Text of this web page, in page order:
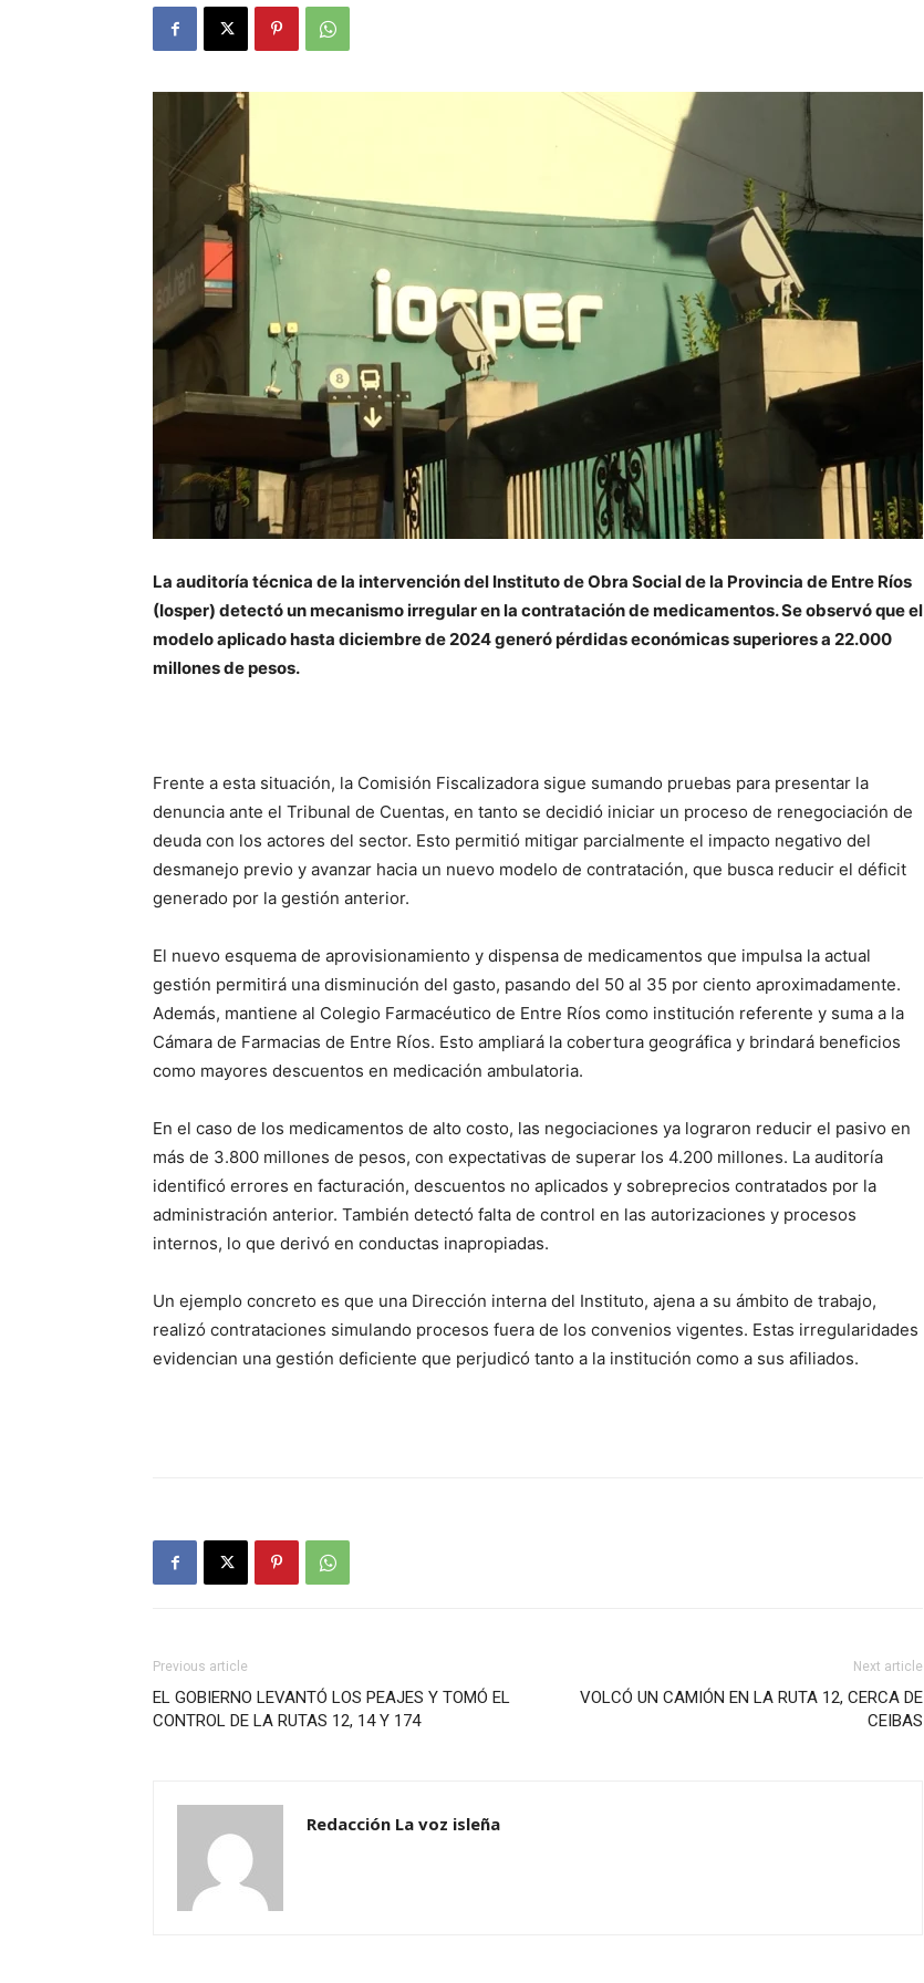
La auditoría técnica de la intervención del Instituto de Obra Social de la Provincia de Entre Ríos
(Iosper) detectó un mecanismo irregular en la contratación de medicamentos. Se observó que el
modelo aplicado hasta diciembre de 2024 generó pérdidas económicas superiores a 22.000
millones de pesos.
Frente a esta situación, la Comisión Fiscalizadora sigue sumando pruebas para presentar la
denuncia ante el Tribunal de Cuentas, en tanto se decidió iniciar un proceso de renegociación de
deuda con los actores del sector. Esto permitió mitigar parcialmente el impacto negativo del
desmanejo previo y avanzar hacia un nuevo modelo de contratación, que busca reducir el déficit
generado por la gestión anterior.
El nuevo esquema de aprovisionamiento y dispensa de medicamentos que impulsa la actual
gestión permitirá una disminución del gasto, pasando del 50 al 35 por ciento aproximadamente.
Además, mantiene al Colegio Farmacéutico de Entre Ríos como institución referente y suma a la
Cámara de Farmacias de Entre Ríos. Esto ampliará la cobertura geográfica y brindará beneficios
como mayores descuentos en medicación ambulatoria.
En el caso de los medicamentos de alto costo, las negociaciones ya lograron reducir el pasivo en
más de 3.800 millones de pesos, con expectativas de superar los 4.200 millones. La auditoría
identificó errores en facturación, descuentos no aplicados y sobreprecios contratados por la
administración anterior. También detectó falta de control en las autorizaciones y procesos
internos, lo que derivó en conductas inapropiadas.
Un ejemplo concreto es que una Dirección interna del Instituto, ajena a su ámbito de trabajo,
realizó contrataciones simulando procesos fuera de los convenios vigentes. Estas irregularidades
evidencian una gestión deficiente que perjudicó tanto a la institución como a sus afiliados.
Previous article
EL GOBIERNO LEVANTÓ LOS PEAJES Y TOMÓ EL
CONTROL DE LA RUTAS 12, 14 Y 174
Next article
VOLCÓ UN CAMIÓN EN LA RUTA 12, CERCA DE
CEIBAS
Redacción La voz isleña